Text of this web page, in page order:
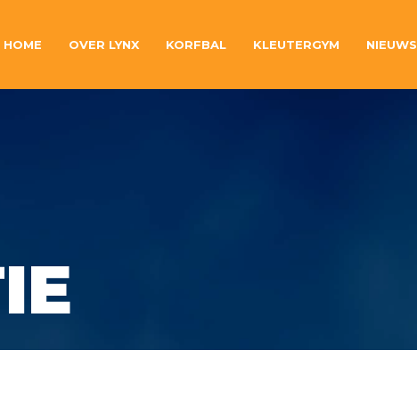
HOME OVER LYNX KORFBAL KLEUTERGYM NIEUWS